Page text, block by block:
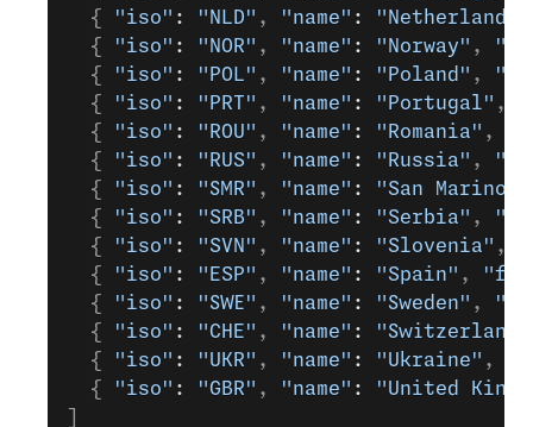
  {
"iso" : "NLD" , "name" : "Netherlands"
  {
"iso" : "NOR" , "name" : "Norway" ,
  {
"iso" : "POL" , "name" : "Poland" ,
  {
"iso" : "PRT" , "name" : "Portugal" ,
  {
"iso" : "ROU" , "name" : "Romania" ,
  {
"iso" : "RUS" , "name" : "Russia" ,
  {
"iso" : "SMR" , "name" : "San Marino"
  {
"iso" : "SRB" , "name" : "Serbia" ,
  {
"iso" : "SVN" , "name" : "Slovenia" ,
  {
"iso" : "ESP" , "name" : "Spain" ,
  {
"iso" : "SWE" , "name" : "Sweden" ,
  {
"iso" : "CHE" , "name" : "Switzerland"
  {
"iso" : "UKR" , "name" : "Ukraine" ,
  {
"iso" : "GBR" , "name" :
"United